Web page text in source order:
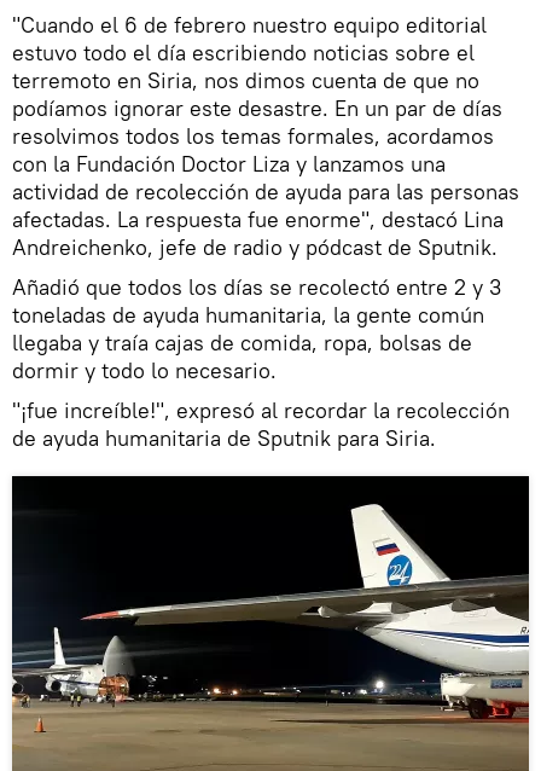
"Cuando el 6 de febrero nuestro equipo editorial
estuvo todo el día escribiendo noticias sobre el
terremoto en Siria, nos dimos cuenta de que no
podíamos ignorar este desastre. En un par de días
resolvimos todos los temas formales, acordamos
con la Fundación Doctor Liza y lanzamos una
actividad de recolección de ayuda para las personas
afectadas. La respuesta fue enorme", destacó Lina
Andreichenko, jefe de radio y pódcast de Sputnik.
Añadió que todos los días se recolectó entre 2 y 3
toneladas de ayuda humanitaria, la gente común
llegaba y traía cajas de comida, ropa, bolsas de
dormir y todo lo necesario.
"¡fue increíble!", expresó al recordar la recolección
de ayuda humanitaria de Sputnik para Siria.